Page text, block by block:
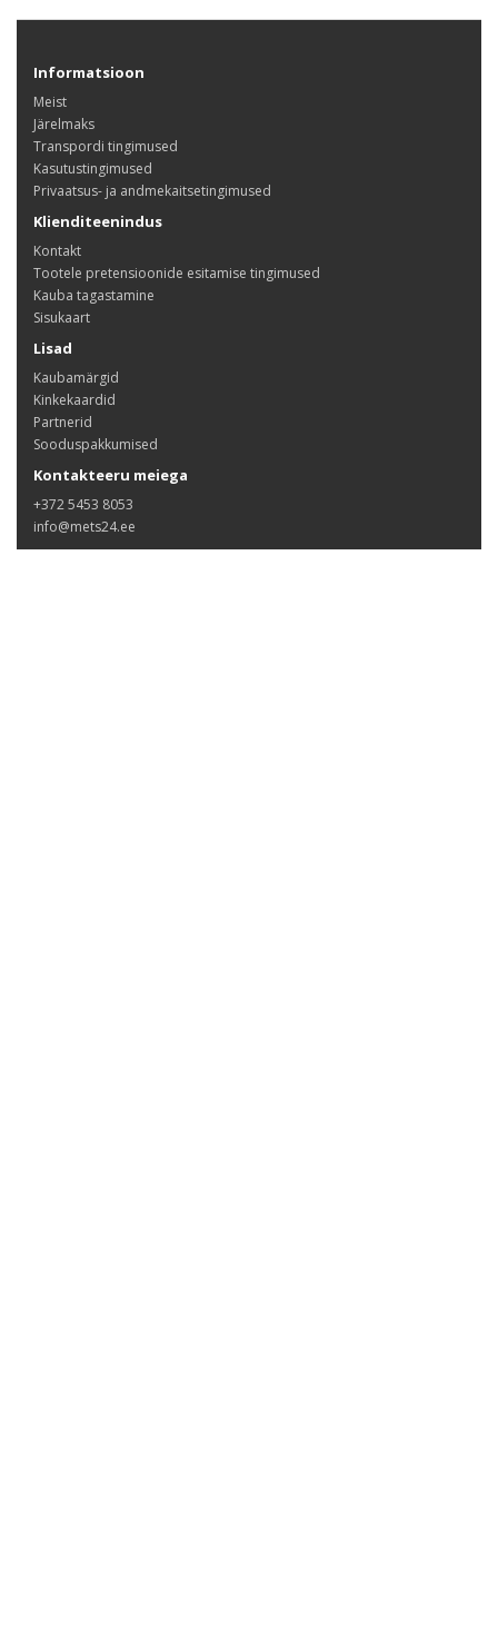
Informatsioon
Meist
Järelmaks
Transpordi tingimused
Kasutustingimused
Privaatsus- ja andmekaitsetingimused
Klienditeenindus
Kontakt
Tootele pretensioonide esitamise tingimused
Kauba tagastamine
Sisukaart
Lisad
Kaubamärgid
Kinkekaardid
Partnerid
Sooduspakkumised
Kontakteeru meiega
+372 5453 8053
info@mets24.ee